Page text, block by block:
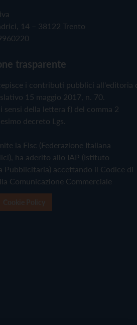
14 – 38122 Trento
trasparente
i contributi pubblici all'editoria
15 maggio 2017, n. 70.
sensi della lettera f) del comma 2
decreto Lgs.
la Fisc (Federazione Italiana
ha aderito allo IAP (Istituto
Pubblicitaria) accettando il Codice di
Comunicazione Commerciale